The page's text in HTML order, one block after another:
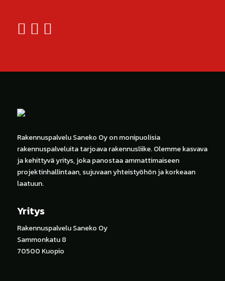
Rakennuspalvelu Saneko Oy on monipuolisia
rakennuspalveluita tarjoava rakennusliike. Olemme kasvava
ja kehittyvä yritys, joka panostaa ammattimaiseen
projektinhallintaan, sujuvaan yhteistyöhön ja korkeaan
laatuun.
Yritys
Rakennuspalvelu Saneko Oy
Sammonkatu 8
70500 Kuopio